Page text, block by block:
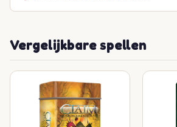
Vergelijkbare spellen